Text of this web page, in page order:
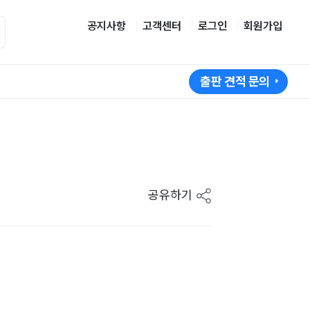
공지사항 고객센터 로그인 회원가입
출판 견적 문의
공유하기